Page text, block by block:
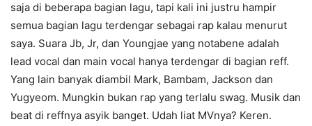
saja di beberapa bagian lagu, tapi kali ini justru hampir
semua bagian lagu terdengar sebagai rap kalau menurut
saya. Suara Jb, Jr, dan Youngjae yang notabene adalah
lead vocal dan main vocal hanya terdengar di bagian reff.
Yang lain banyak diambil Mark, Bambam, Jackson dan
Yugyeom. Mungkin bukan rap yang terlalu swag. Musik dan
beat di reffnya asyik banget. Udah liat MVnya? Keren.